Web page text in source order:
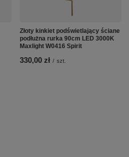
Złoty kinkiet podświetlający ściane
podłużna rurka 90cm LED 3000K
Maxlight W0416 Spirit
330,00 zł / szt.